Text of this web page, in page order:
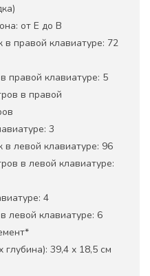
от E до B
в правой клавиатуре: 72
правой клавиатуре: 5
в правой
3
в левой клавиатуре: 96
в левой клавиатуре:
4
левой клавиатуре: 6
глубина): 39,4 x 18,5 см